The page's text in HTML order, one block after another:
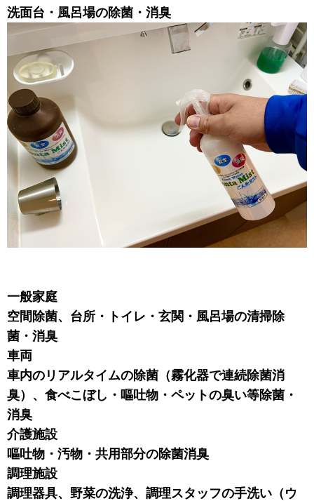
洗面台・風呂場の除菌・消臭
一般家庭
空間除菌、台所・トイレ・玄関・風呂場の清掃除
菌・消臭
車両
車内のリアルタイムの除菌（霧化器で連続除菌消
臭）、食べこぼし・嘔吐物・ペットの臭い等除菌・
消臭
介護施設
嘔吐物・汚物・共用部分の除菌消臭
調理施設
調理器具、野菜の洗浄、調理スタッフの手洗い（ウ